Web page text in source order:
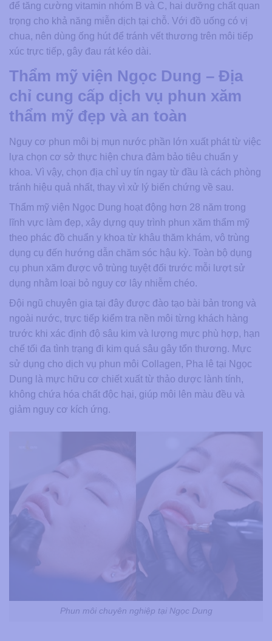
để tăng cường vitamin nhóm B và C, hai dưỡng chất quan
trọng cho khả năng miễn dịch tại chỗ. Với đồ uống có vị
chua, nên dùng ống hút để tránh vết thương trên môi tiếp
xúc trực tiếp, gây đau rát kéo dài.
Thẩm mỹ viện Ngọc Dung – Địa
chỉ cung cấp dịch vụ phun xăm
thẩm mỹ đẹp và an toàn
Nguy cơ phun môi bị mụn nước phần lớn xuất phát từ việc
lựa chọn cơ sở thực hiện chưa đảm bảo tiêu chuẩn y
khoa. Vì vậy, chọn địa chỉ uy tín ngay từ đầu là cách phòng
tránh hiệu quả nhất, thay vì xử lý biến chứng về sau.
Thẩm mỹ viện Ngọc Dung hoạt động hơn 28 năm trong
lĩnh vực làm đẹp, xây dựng quy trình phun xăm thẩm mỹ
theo phác đồ chuẩn y khoa từ khâu thăm khám, vô trùng
dụng cụ đến hướng dẫn chăm sóc hậu kỳ. Toàn bộ dụng
cụ phun xăm được vô trùng tuyệt đối trước mỗi lượt sử
dụng nhằm loại bỏ nguy cơ lây nhiễm chéo.
Đội ngũ chuyên gia tại đây được đào tạo bài bản trong và
ngoài nước, trực tiếp kiểm tra nền môi từng khách hàng
trước khi xác định độ sâu kim và lượng mực phù hợp, hạn
chế tối đa tình trạng đi kim quá sâu gây tổn thương. Mực
sử dụng cho dịch vụ phun môi Collagen, Pha lê tại Ngọc
Dung là mực hữu cơ chiết xuất từ thảo dược lành tính,
không chứa hóa chất độc hại, giúp môi lên màu đều và
giảm nguy cơ kích ứng.
Phun môi chuyên nghiệp tại Ngọc Dung